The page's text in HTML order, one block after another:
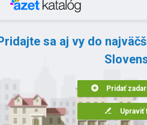
sa aj vy do
Pridať
Upraviť